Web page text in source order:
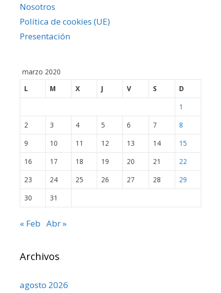
Nosotros
Política de cookies (UE)
Presentación
marzo 2020
L
M X J V S
D
1
2
3 4 5 6 7
8
9
10 11 12 13 14
15
16
17 18 19 20 21
22
23
24 25 26 27 28
29
30
31
« Feb Abr »
Archivos
agosto 2026